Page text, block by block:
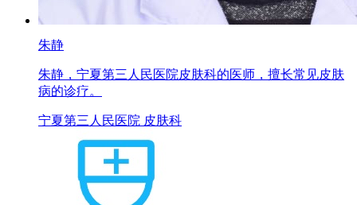
朱静
朱静，宁夏第三人民医院皮肤科的医师，擅长常见皮肤
病的诊疗。
宁夏第三人民医院 皮肤科